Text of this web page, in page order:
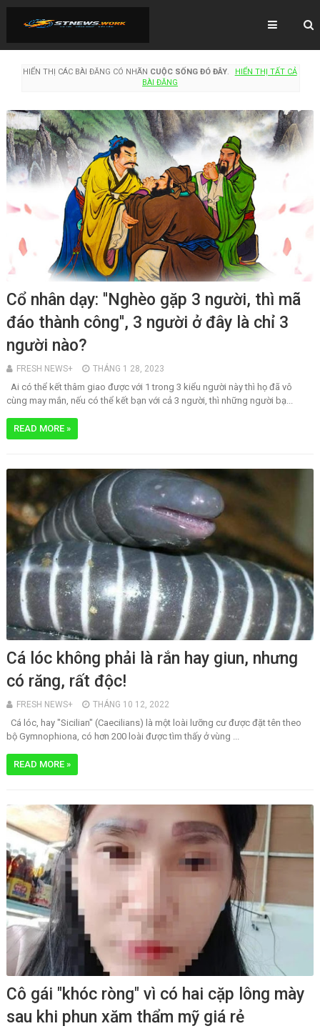
HIỂN THỊ CÁC BÀI ĐĂNG CÓ NHÃN CUỘC SỐNG ĐÓ ĐÂY.
HIỂN THỊ TẤT CẢ
BÀI ĐĂNG
Cổ nhân dạy: ''Nghèo gặp 3 người, thì mã
đáo thành công'', 3 người ở đây là chỉ 3
người nào?
FRESH NEWS+ THÁNG 1 28, 2023
Ai có thể kết thâm giao được với 1 trong 3 kiểu người này thì họ đã vô
cùng may mắn, nếu có thể kết bạn với cả 3 người, thì những người bạ...
READ MORE »
Cá lóc không phải là rắn hay giun, nhưng
có răng, rất độc!
FRESH NEWS+ THÁNG 10 12, 2022
Cá lóc, hay "Sicilian" (Caecilians) là một loài lưỡng cư được đặt tên theo
bộ Gymnophiona, có hơn 200 loài được tìm thấy ở vùng ...
READ MORE »
Cô gái "khóc ròng" vì có hai cặp lông mày
sau khi phun xăm thẩm mỹ giá rẻ